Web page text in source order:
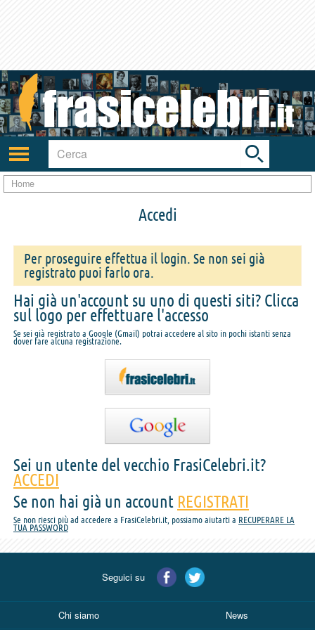
Attiva/disattiva
navigazione
Toggle
search
bar
Home
Accedi
Per proseguire effettua il login. Se non sei già
registrato puoi farlo ora.
Hai già un'account su uno di questi siti? Clicca
sul logo per effettuare l'accesso
Se sei già registrato a Google (Gmail) potrai accedere al sito in pochi istanti senza
dover fare alcuna registrazione.
Sei un utente del vecchio FrasiCelebri.it?
ACCEDI
Se non hai già un account REGISTRATI
Se non riesci più ad accedere a FrasiCelebri.it, possiamo aiutarti a RECUPERARE LA
TUA PASSWORD
Seguici su
Chi siamo News